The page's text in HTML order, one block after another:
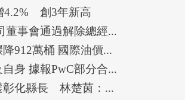
4.2% 創3年新高
董事會通過解除總經...
912萬桶 國際油價...
身 據報PwC部分合...
彰化縣長 林楚茵：...